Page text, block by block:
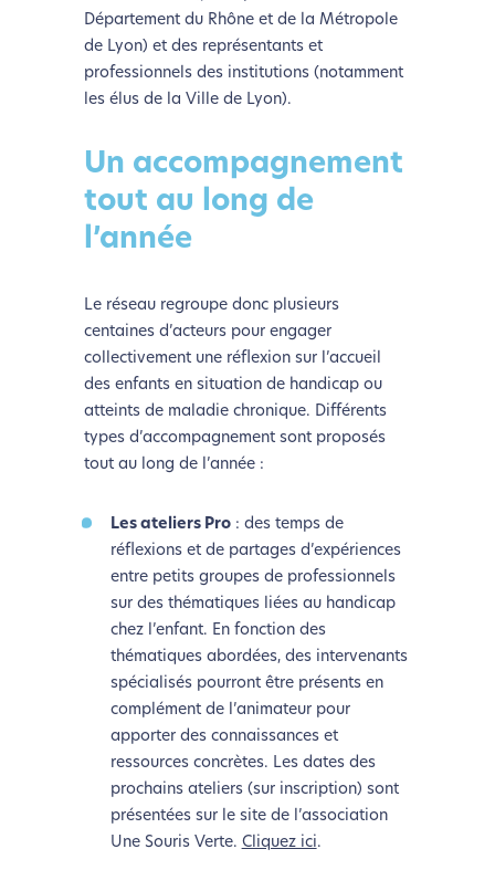
Département du Rhône et de la Métropole
de Lyon) et des représentants et
professionnels des institutions (notamment
les élus de la Ville de Lyon).
Un accompagnement
tout au long de
l’année
Le réseau regroupe donc plusieurs
centaines d’acteurs pour engager
collectivement une réflexion sur l’accueil
des enfants en situation de handicap ou
atteints de maladie chronique. Différents
types d’accompagnement sont proposés
tout au long de l’année :
Les ateliers Pro: des temps de
réflexions et de partages d’expériences
entre petits groupes de professionnels
sur des thématiques liées au handicap
chez l’enfant. En fonction des
thématiques abordées, des intervenants
spécialisés pourront être présents en
complément de l’animateur pour
apporter des connaissances et
ressources concrètes. Les dates des
prochains ateliers (sur inscription) sont
présentées sur le site de l’association
Une Souris Verte. Cliquez ici.